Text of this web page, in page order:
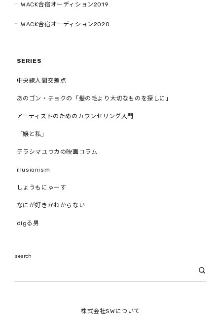
株式会社SWについて
WACK合宿オーディション2019
WACK合宿オーディション2020
SERIES
中央線人間交差点
あのゴン・チョクの「髪の毛より大切なものを探しに」
アーティストのためのカウンセリング入門
「嬢と私」
テラシマユウカの映画コラム
illusionism
しょうもにゅーす
なにが好きかわからない
digる男
search